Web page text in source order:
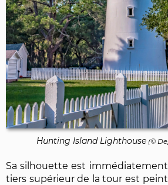
Hunting Island Lighthouse(©
Sa silhouette est immédiatement
tiers supérieur de la tour est